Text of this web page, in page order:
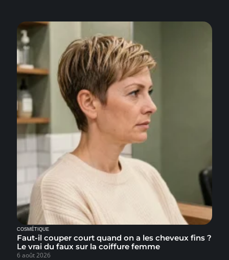
COSMÉTIQUE
Faut-il couper court quand on a les cheveux fins ?
Le vrai du faux sur la coiffure femme
6 août 2026